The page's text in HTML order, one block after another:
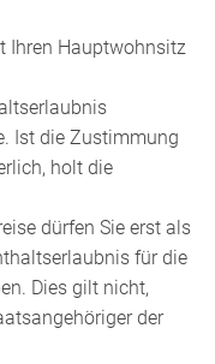
Ihren Hauptwohnsitz
Ist die Zustimmung
holt die
dürfen Sie erst als
für die
Dies gilt nicht,
der